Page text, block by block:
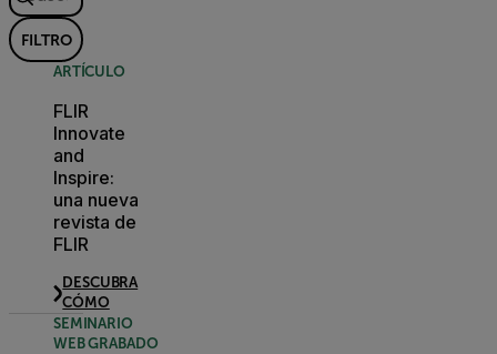
FILTRO
ARTÍCULO
FLIR
Innovate
and
Inspire:
una nueva
revista de
FLIR
DESCUBRA
CÓMO
SEMINARIO
WEB GRABADO